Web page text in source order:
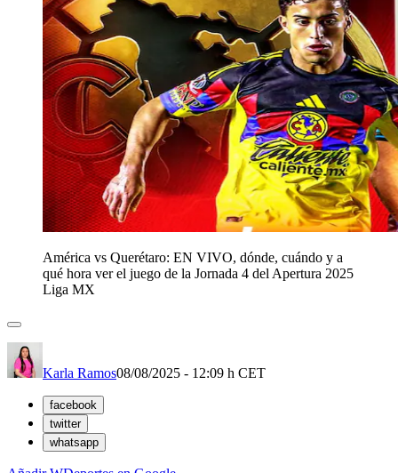
América vs Querétaro: EN VIVO, dónde, cuándo y a
qué hora ver el juego de la Jornada 4 del Apertura 2025
Liga MX
Karla Ramos08/08/2025 - 12:09 h CET
facebook
twitter
whatsapp